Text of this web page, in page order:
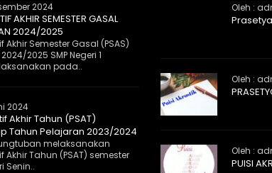
2024
AKHIR SEMESTER GASAL
2024/2025
Semester Gasal (PSAS)
2025 SMP Negeri 1
pada..
2024
Akhir Tahun (PSAT)
Tahun Pelajaran 2023/2024
melaksanakan
Tahun (PSAT) semester
Senin..
Oleh :
Oleh :
Oleh :
PUISI